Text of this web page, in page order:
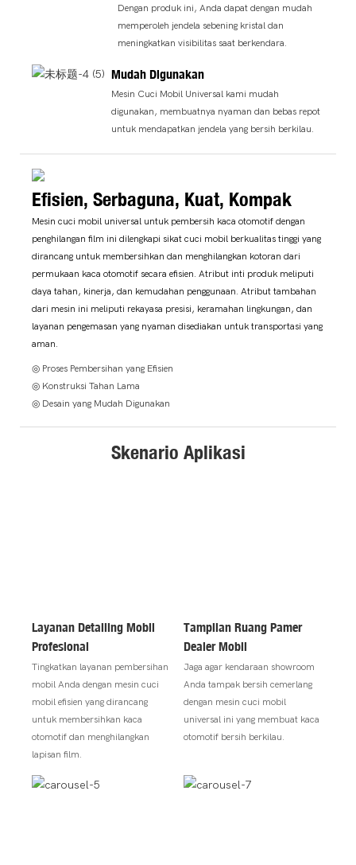
Dengan produk ini, Anda dapat dengan mudah
memperoleh jendela sebening kristal dan
meningkatkan visibilitas saat berkendara.
Mudah Digunakan
Mesin Cuci Mobil Universal kami mudah
digunakan, membuatnya nyaman dan bebas repot
untuk mendapatkan jendela yang bersih berkilau.
Efisien, Serbaguna, Kuat, Kompak
Mesin cuci mobil universal untuk pembersih kaca otomotif dengan
penghilangan film ini dilengkapi sikat cuci mobil berkualitas tinggi yang
dirancang untuk membersihkan dan menghilangkan kotoran dari
permukaan kaca otomotif secara efisien. Atribut inti produk meliputi
daya tahan, kinerja, dan kemudahan penggunaan. Atribut tambahan
dari mesin ini meliputi rekayasa presisi, keramahan lingkungan, dan
layanan pengemasan yang nyaman disediakan untuk transportasi yang
aman.
◎ Proses Pembersihan yang Efisien
◎ Konstruksi Tahan Lama
◎ Desain yang Mudah Digunakan
Skenario Aplikasi
Layanan Detailing Mobil
Profesional
Tingkatkan layanan pembersihan
mobil Anda dengan mesin cuci
mobil efisien yang dirancang
untuk membersihkan kaca
otomotif dan menghilangkan
lapisan film.
Tampilan Ruang Pamer
Dealer Mobil
Jaga agar kendaraan showroom
Anda tampak bersih cemerlang
dengan mesin cuci mobil
universal ini yang membuat kaca
otomotif bersih berkilau.